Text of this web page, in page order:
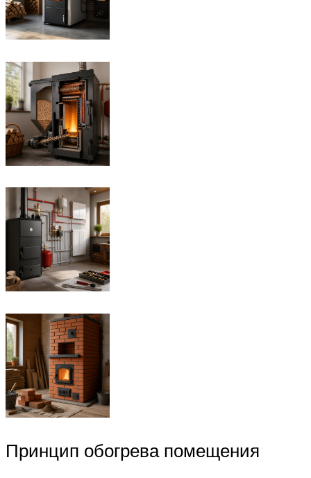
Принцип обогрева помещения